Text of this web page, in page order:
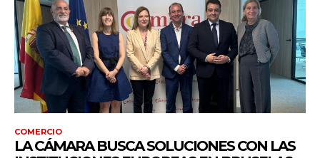
COMERCIO
LA CÁMARA BUSCA SOLUCIONES CON LAS